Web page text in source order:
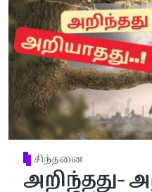
சிந்தனை
அறிந்தது-